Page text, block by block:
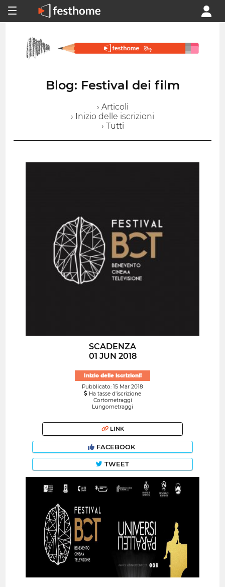
Blog: Festival dei film
› Articoli
› Inizio delle iscrizioni
› Tutti
SCADENZA
01 JUN 2018
Inizio delle iscrizioni!
Pubblicato: 15 Mar 2018
Ha tasse d'iscrizione
Cortometraggi
Lungometraggi
LINK
FACEBOOK
TWEET